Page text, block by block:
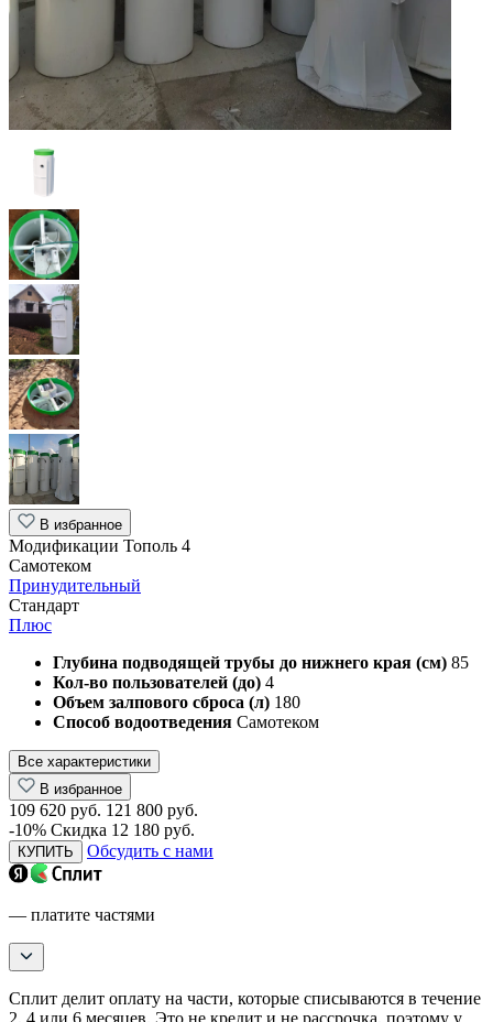
В избранное
Модификации Тополь 4
Самотеком
Принудительный
Стандарт
Плюс
Глубина подводящей трубы до нижнего края (см) 85
Кол-во пользователей (до) 4
Объем залпового сброса (л) 180
Способ водоотведения Самотеком
Все характеристики
В избранное
109 620 руб. 121 800 руб.
-10% Скидка 12 180 руб.
КУПИТЬ Обсудить с нами
— платите частями
Сплит делит оплату на части, которые списываются в течение
2, 4 или 6 месяцев. Это не кредит и не рассрочка, поэтому у